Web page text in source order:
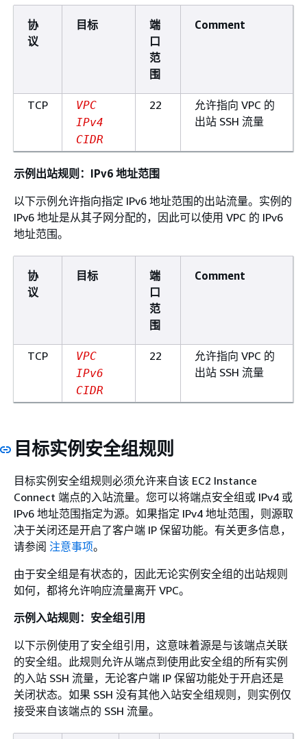
协
议
目标
端
口
范
围
Comment
TCP
VPC
IPv4
CIDR
22
允许指向 VPC 的
出站 SSH 流量
示例出站规则：IPv6 地址范围
以下示例允许指向指定 IPv6 地址范围的出站流量。实例的
IPv6 地址是从其子网分配的，因此可以使用 VPC 的 IPv6
地址范围。
协
议
目标
端
口
范
围
Comment
TCP
VPC
IPv6
CIDR
22
允许指向 VPC 的
出站 SSH 流量
目标实例安全组规则
目标实例安全组规则必须允许来自该 EC2 Instance
Connect 端点的入站流量。您可以将端点安全组或 IPv4 或
IPv6 地址范围指定为源。如果指定 IPv4 地址范围，则源取
决于关闭还是开启了客户端 IP 保留功能。有关更多信息，
请参阅 注意事项。
由于安全组是有状态的，因此无论实例安全组的出站规则
如何，都将允许响应流量离开 VPC。
示例入站规则：安全组引用
以下示例使用了安全组引用，这意味着源是与该端点关联
的安全组。此规则允许从端点到使用此安全组的所有实例
的入站 SSH 流量，无论客户端 IP 保留功能处于开启还是
关闭状态。如果 SSH 没有其他入站安全组规则，则实例仅
接受来自该端点的 SSH 流量。